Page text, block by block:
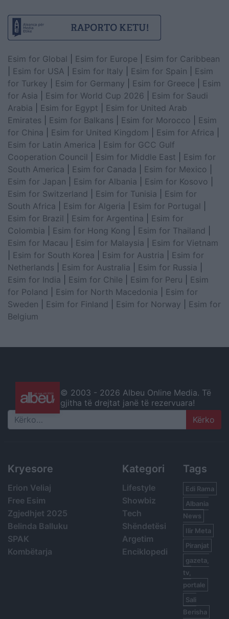
Esim for Global Esim for Europe
Esim for Caribbean
Esim for USA Esim for Italy Esim for Spain
Esim
for Turkey
Esim for Germany Esim for Greece
Esim
for Asia
Esim for World Cup 2026
Esim for Saudi
Arabia
Esim for Egypt
Esim for United Arab
Emirates
Esim for Balkans Esim for Morocco
Esim
for China
Esim for United Kingdom Esim for Africa
Esim for Latin America
Esim for GCC Gulf
Cooperation Council
Esim for Middle East
Esim for
South America
Esim for Canada Esim for Mexico
Esim for Japan
Esim for Albania Esim for Kosovo
Esim for Switzerland
Esim for Tunisia
Esim for
South Africa
Esim for Algeria Esim for Portugal
Esim for Brazil
Esim for Argentina
Esim for
Colombia
Esim for Hong Kong Esim for Thailand
Esim for Macau
Esim for Malaysia
Esim for Vietnam
Esim for South Korea Esim for Austria
Esim for
Netherlands
Esim for Australia Esim for Russia
Esim for India
Esim for Chile Esim for Peru
Esim
for Poland
Esim for North Macedonia
Esim for
Sweden
Esim for Finland Esim for Norway
Esim for
Belgium
© 2003 - 2026 Albeu Online Media. Të
gjitha të drejtat janë të rezervuara!
Search
Kryesore
Erion Veliaj
Free Esim
Zgjedhjet 2025
Belinda Balluku
SPAK
Kombëtarja
Kategori
Lifestyle
Showbiz
Tech
Shëndetësi
Argetim
Enciklopedi
Tags
Edi Rama
Albania
News
Ilir Meta
Piranjat
gazeta,
tv,
portale
Sali
Berisha